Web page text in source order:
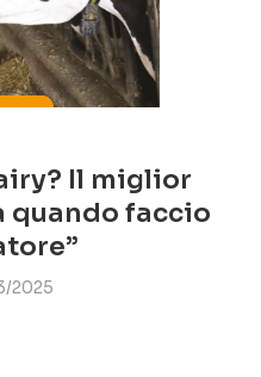
Il miglior
quando faccio
2025